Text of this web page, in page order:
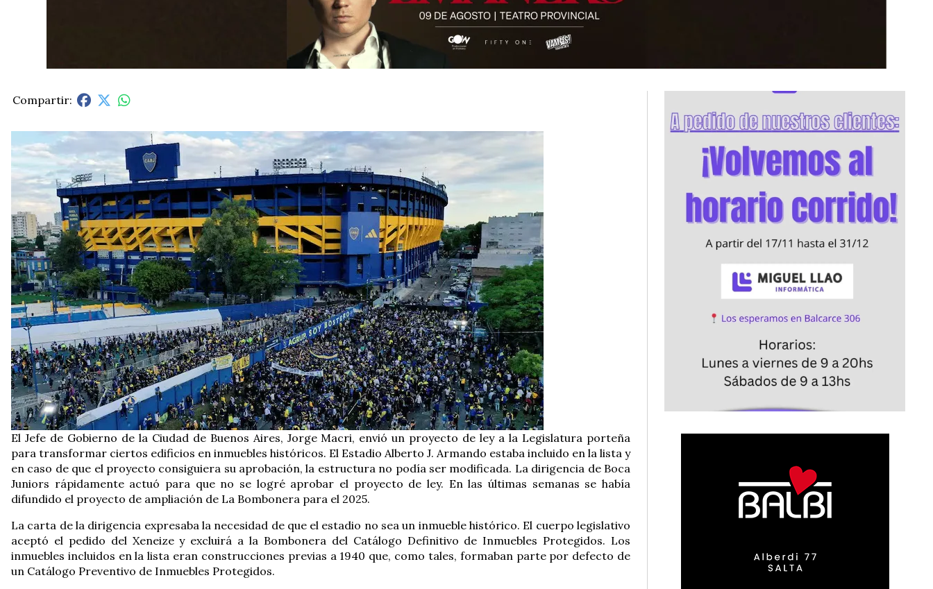
El Jefe de Gobierno de la Ciudad de Buenos Aires, Jorge Macri, envió un proyecto de ley a la Legislatura porteña
para transformar ciertos edificios en inmuebles históricos. El Estadio Alberto J. Armando estaba incluido en la lista y
en caso de que el proyecto consiguiera su aprobación, la estructura no podía ser modificada. La dirigencia de Boca
Juniors rápidamente actuó para que no se logré aprobar el proyecto de ley. En las últimas semanas se había
difundido el proyecto de ampliación de La Bombonera para el 2025.
La carta de la dirigencia expresaba la necesidad de que el estadio no sea un inmueble histórico. El cuerpo legislativo
aceptó el pedido del Xeneize y excluirá a la Bombonera del Catálogo Definitivo de Inmuebles Protegidos. Los
inmuebles incluidos en la lista eran construcciones previas a 1940 que, como tales, formaban parte por defecto de
un Catálogo Preventivo de Inmuebles Protegidos.